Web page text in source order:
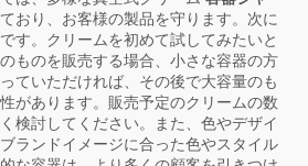
おり、お客様の製品を守ります。次に
す。クリームを初めて試してみたいと
ものを販売する場合、小さな容器の方
ていただければ、その後で大容量のも
があります。販売予定のクリームの数
検討してください。また、色やデザイ
ランドイメージに合った色やスタイル